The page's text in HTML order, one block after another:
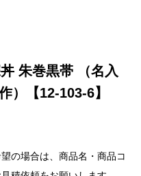
朱巻黒帯 （名入
）【12-103-6】
の場合は、商品名・商品コ